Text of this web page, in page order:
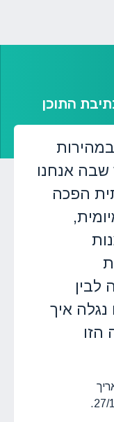
התוכן
אנחנו
הפכה
לבין
נגלה איך